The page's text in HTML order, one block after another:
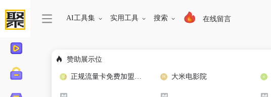
AI工具集 实用工具 搜索 在线留言
赞助展示位
正规流量卡免费加盟合作 大米电影院